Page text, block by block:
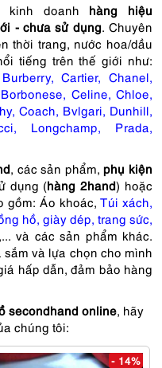
doanh hàng hiệu
- chưa sử dụng. Chuyên
thời trang, nước hoa/dầu
tiếng trên thế giới như:
Burberry,Cartier,Chanel
Borbonese Celine ,Chloe
, Coach Bvlgari Dunhill
Longchamp Prada
, các sản phẩm,phụ kiện
dụng (hàng 2hand) hoặc
gồm: Áo khoác ,Túi xách
hồ giày dép trang sức
và các sản phẩm khác.
và lựa chọn cho mình
hấp dẫn, đảm bảo hàng
secondhand online , hãy
chúng tôi:
- 14%